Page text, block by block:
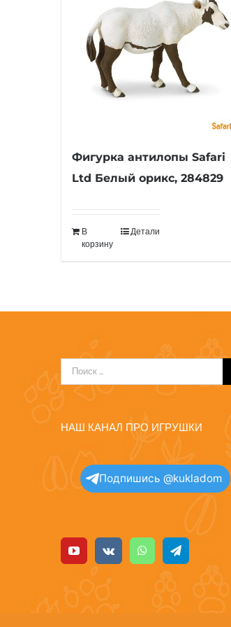
Фигурка антилопы Safari
Ltd Белый орикс, 284829
В
корзину
Детали
Результат
поиска:
НАШ КАНАЛ ПРО ИГРУШКИ
Подпишись @kukladom